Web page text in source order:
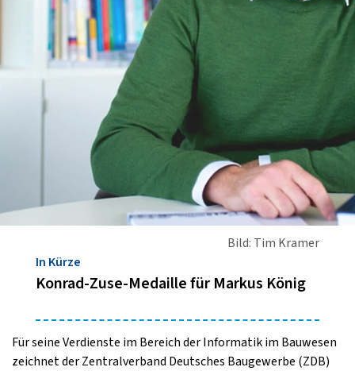
Bild: Tim Kramer
In Kürze
Konrad-Zuse-Medaille für Markus König
Für seine Verdienste im Bereich der Informatik im Bauwesen
zeichnet der Zentralverband Deutsches Baugewerbe (ZDB)